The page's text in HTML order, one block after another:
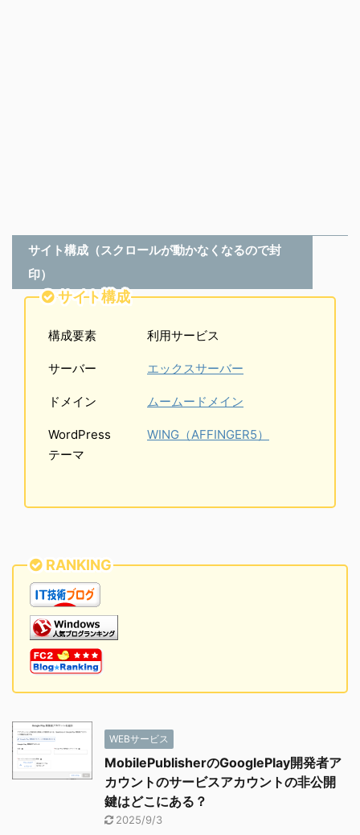
サイト構成（スクロールが動かなくなるので封
印）
サイト構成
構成要素 利用サービス
サーバー エックスサーバー
ドメイン ムームードメイン
WordPress
テーマ
WING（AFFINGER5）
RANKING
WEBサービス
MobilePublisherのGooglePlay開発者ア
カウントのサービスアカウントの非公開
鍵はどこにある？
2025/9/3